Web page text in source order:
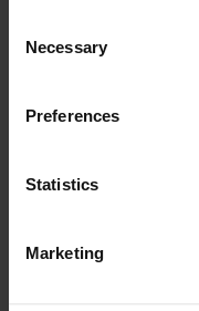
Selection
Necessary
Preferences
Statistics
Marketing
対応ア